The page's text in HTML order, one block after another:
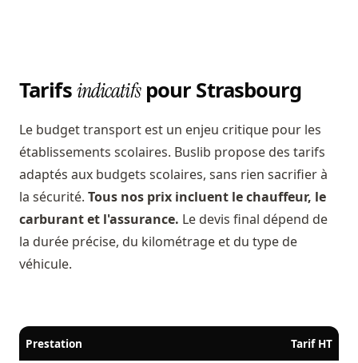
Tarifsindicatifspour Strasbourg
Le budget transport est un enjeu critique pour les
établissements scolaires. Buslib propose des tarifs
adaptés aux budgets scolaires, sans rien sacrifier à
la sécurité. Tous nos prix incluent le chauffeur, le
carburant et l'assurance. Le devis final dépend de
la durée précise, du kilométrage et du type de
véhicule.
Prestation Tarif HT